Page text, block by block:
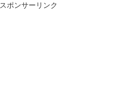
スポンサーリンク